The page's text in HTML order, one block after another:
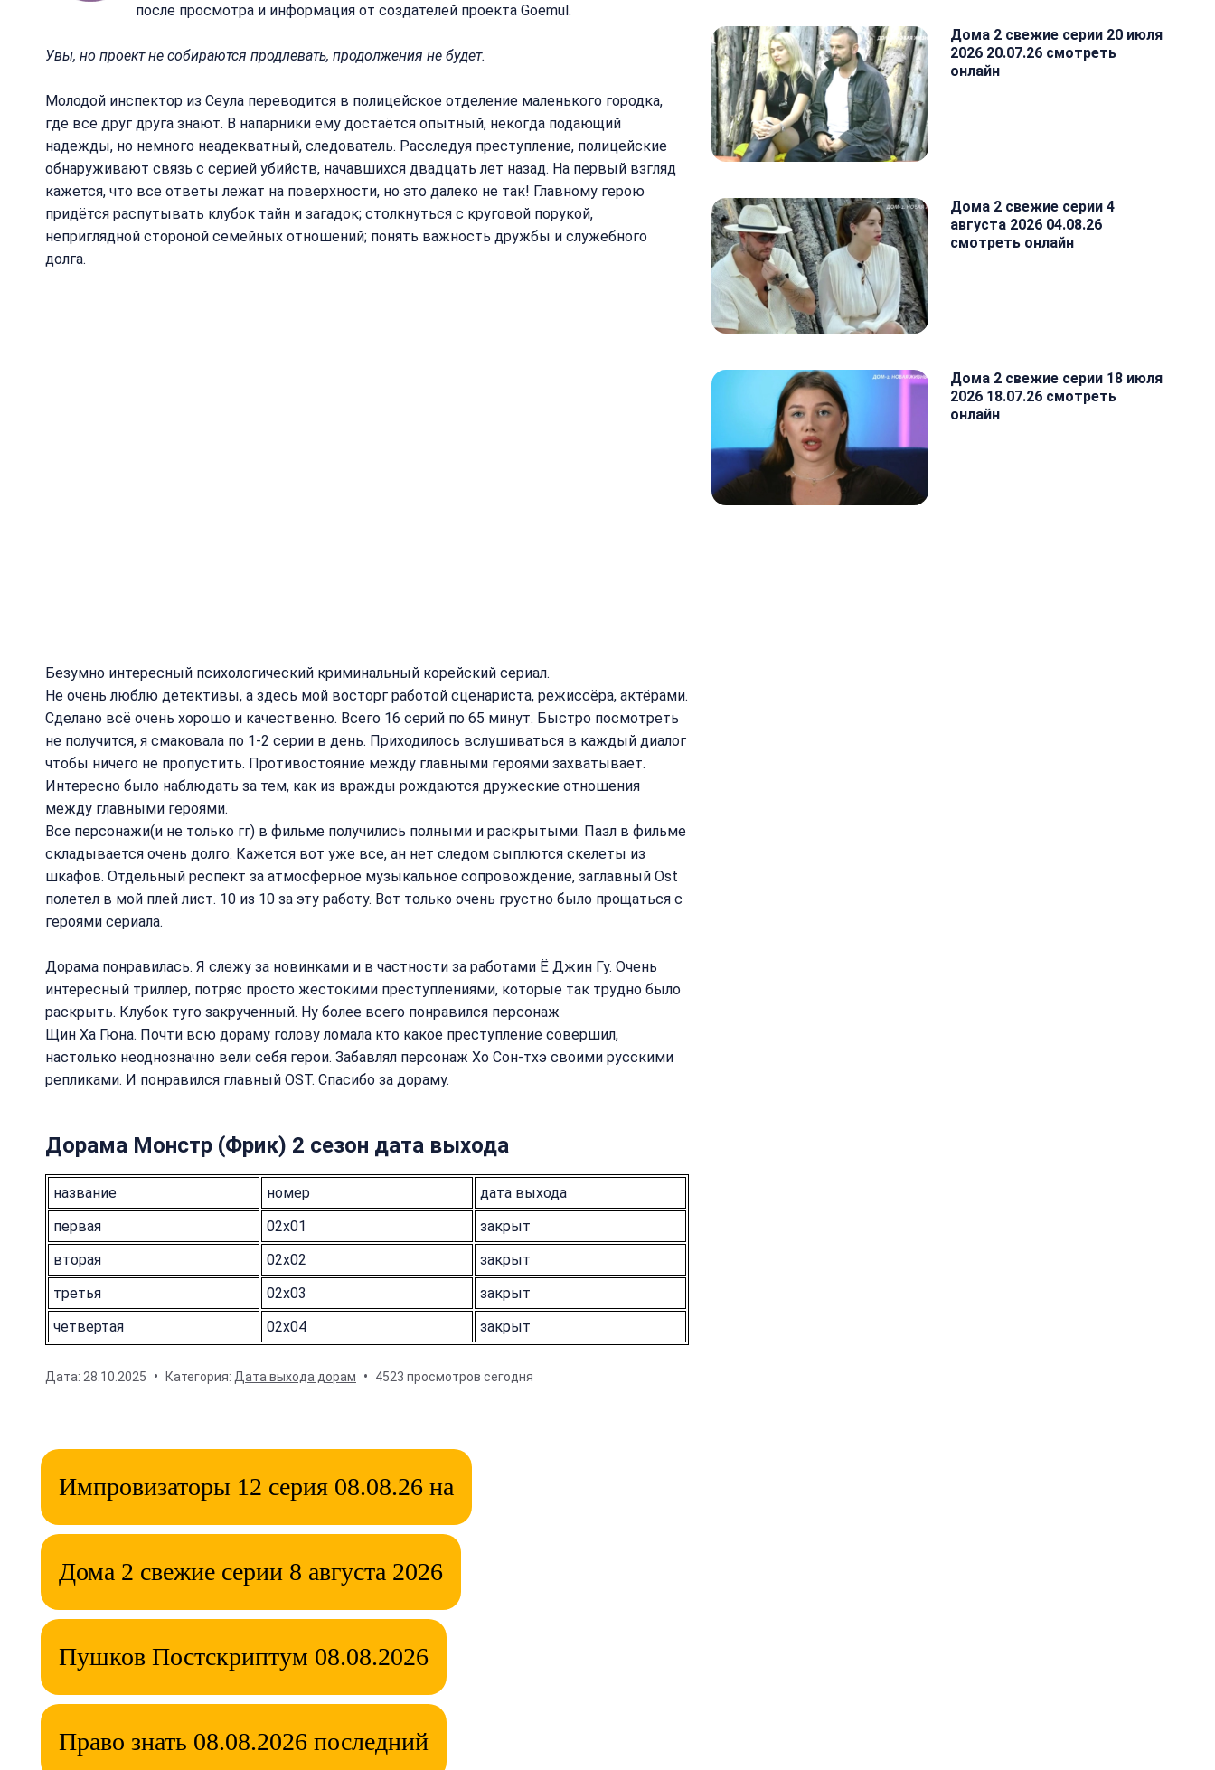
Дома 2 свежие серии 20 июля
2026 20.07.26 смотреть
онлайн
Дома 2 свежие серии 4
августа 2026 04.08.26
смотреть онлайн
Дома 2 свежие серии 18 июля
2026 18.07.26 смотреть
онлайн
после просмотра и информация от создателей проекта Goemul.
Увы, но проект не собираются продлевать, продолжения не будет.
Молодой инспектор из Сеула переводится в полицейское отделение маленького городка,
где все друг друга знают. В напарники ему достаётся опытный, некогда подающий
надежды, но немного неадекватный, следователь. Расследуя преступление, полицейские
обнаруживают связь с серией убийств, начавшихся двадцать лет назад. На первый взгляд
кажется, что все ответы лежат на поверхности, но это далеко не так! Главному герою
придётся распутывать клубок тайн и загадок; столкнуться с круговой порукой,
неприглядной стороной семейных отношений; понять важность дружбы и служебного
долга.
Безумно интересный психологический криминальный корейский сериал.
Не очень люблю детективы, а здесь мой восторг работой сценариста, режиссёра, актёрами.
Сделано всё очень хорошо и качественно. Всего 16 серий по 65 минут. Быстро посмотреть
не получится, я смаковала по 1-2 серии в день. Приходилось вслушиваться в каждый диалог
чтобы ничего не пропустить. Противостояние между главными героями захватывает.
Интересно было наблюдать за тем, как из вражды рождаются дружеские отношения
между главными героями.
Все персонажи(и не только гг) в фильме получились полными и раскрытыми. Пазл в фильме
складывается очень долго. Кажется вот уже все, ан нет следом сыплются скелеты из
шкафов. Отдельный респект за атмосферное музыкальное сопровождение, заглавный Ost
полетел в мой плей лист. 10 из 10 за эту работу. Вот только очень грустно было прощаться с
героями сериала.
Дорама понравилась. Я слежу за новинками и в частности за работами Ё Джин Гу. Очень
интересный триллер, потряс просто жестокими преступлениями, которые так трудно было
раскрыть. Клубок туго закрученный. Ну более всего понравился персонаж
Щин Ха Гюна. Почти всю дораму голову ломала кто какое преступление совершил,
настолько неоднозначно вели себя герои. Забавлял персонаж Хо Сон-тхэ своими русскими
репликами. И понравился главный OST. Спасибо за дораму.
Дорама Монстр (Фрик) 2 сезон дата выхода
название номер
дата выхода
первая
02x01
закрыт
вторая
02x02
закрыт
третья
02x03
закрыт
четвертая
02x04 закрыт
Дата: 28.10.2025 Категория: Дата выхода дорам 4523 просмотров сегодня
Импровизаторы 12 серия 08.08.26 на
Дома 2 свежие серии 8 августа 2026
Пушков Постскриптум 08.08.2026
Право знать 08.08.2026 последний